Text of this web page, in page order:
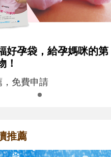
好孕袋，給孕媽咪的第
！
免費申請
推薦